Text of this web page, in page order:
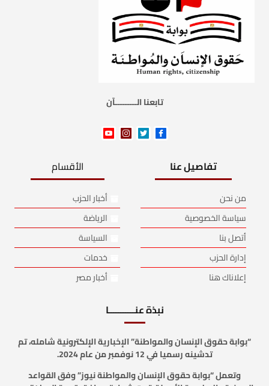
تابعنا الـــــــــآن
تفاصيل عنا
من نحن
سياسة الخصوصية
أتصل بنا
إدارة الحزب
إعلاناك هنا
الأقسام
أخبار الحزب
الرياضة
السياسة
خدمات
أخبار مصر
نبذة عنـــــــــــا
“بوابة حقوق الإنسان والمواطنة” الإخبارية الإلكترونية شامله، تم
تدشينه رسميا في 12 نوفمبر من عام 2024.
وتعمل “بوابة حقوق الإنسان والمواطنة نيوز” وفق القواعد